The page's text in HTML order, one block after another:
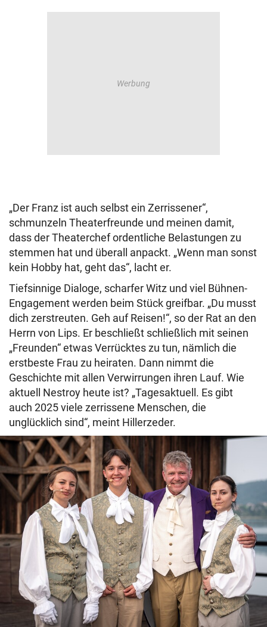
„Der Franz ist auch selbst ein Zerrissener“,
schmunzeln Theaterfreunde und meinen damit,
dass der Theaterchef ordentliche Belastungen zu
stemmen hat und überall anpackt. „Wenn man sonst
kein Hobby hat, geht das“, lacht er.
Tiefsinnige Dialoge, scharfer Witz und viel Bühnen-
Engagement werden beim Stück greifbar. „Du musst
dich zerstreuten. Geh auf Reisen!“, so der Rat an den
Herrn von Lips. Er beschließt schließlich mit seinen
„Freunden“ etwas Verrücktes zu tun, nämlich die
erstbeste Frau zu heiraten. Dann nimmt die
Geschichte mit allen Verwirrungen ihren Lauf. Wie
aktuell Nestroy heute ist? „Tagesaktuell. Es gibt
auch 2025 viele zerrissene Menschen, die
unglücklich sind“, meint Hillerzeder.